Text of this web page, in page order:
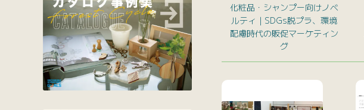
化粧品・シャンプー向けノベ
ルティ｜SDGs脱プラ、環境
配慮時代の販促マーケティン
グ